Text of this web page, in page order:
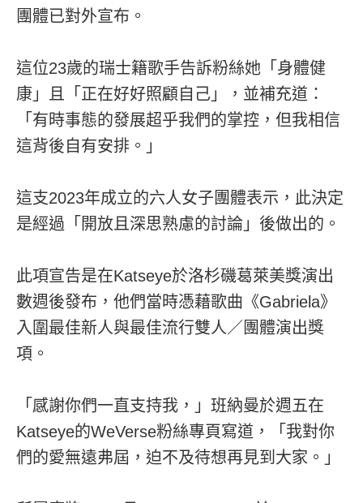
團體已對外宣布。
這位23歲的瑞士籍歌手告訴粉絲她「身體健
康」且「正在好好照顧自己」，並補充道：
「有時事態的發展超乎我們的掌控，但我相信
這背後自有安排。」
這支2023年成立的六人女子團體表示，此決定
是經過「開放且深思熟慮的討論」後做出的。
此項宣告是在Katseye於洛杉磯葛萊美獎演出
數週後發布，他們當時憑藉歌曲《Gabriela》
入圍最佳新人與最佳流行雙人／團體演出獎
項。
「感謝你們一直支持我，」班納曼於週五在
Katseye的WeVerse粉絲專頁寫道，「我對你
們的愛無遠弗屆，迫不及待想再見到大家。」